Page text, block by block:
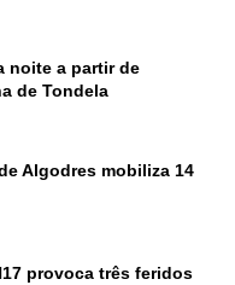
noite a partir de
de Tondela
Algodres mobiliza 14
provoca três feridos